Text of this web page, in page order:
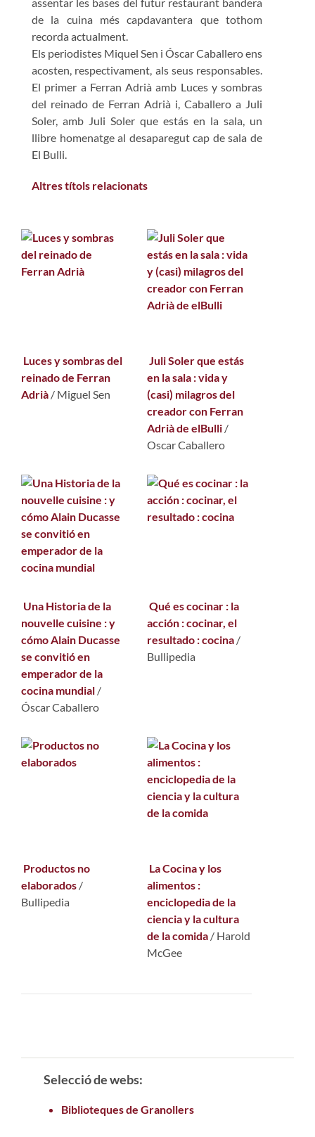
de la cuina més capdavantera que tothom
recorda actualment.
Els periodistes Miquel Sen i Óscar Caballero ens
acosten, respectivament, als seus responsables.
El primer a Ferran Adrià amb Luces y sombras
del reinado de Ferran Adrià i, Caballero a Juli
Soler, amb Juli Soler que estás en la sala, un
llibre homenatge al desaparegut cap de sala de
El Bulli.
Altres títols relacionats
Luces y sombras del
reinado de Ferran
Adrià / Miguel Sen
Juli Soler que estás
en la sala : vida y
(casi) milagros del
creador con Ferran
Adrià de elBulli /
Oscar Caballero
Una Historia de la
nouvelle cuisine : y
cómo Alain Ducasse
se convitió en
emperador de la
cocina mundial /
Óscar Caballero
Qué es cocinar : la
acción : cocinar, el
resultado : cocina /
Bullipedia
Productos no
elaborados /
Bullipedia
La Cocina y los
alimentos :
enciclopedia de la
ciencia y la cultura
de la comida / Harold
McGee
Selecció de webs:
Biblioteques de Granollers